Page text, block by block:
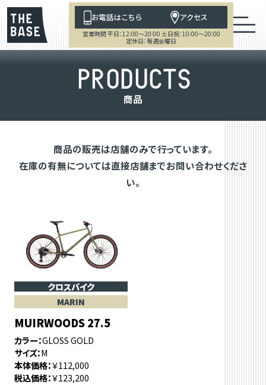
お電話はこちら アクセス
営業時間 平日：12:00～20:00 土日祝：10:00～20:00
定休日：毎週金曜日
PRODUCTS
商品
商品の販売は店舗のみで行っています。
在庫の有無については直接店舗までお問い合わせくださ
い。
クロスバイク
MARIN
MUIRWOODS 27.5
カラー GLOSS GOLD
サイズ M
本体価格 ￥112,000
税込価格 ￥123,200